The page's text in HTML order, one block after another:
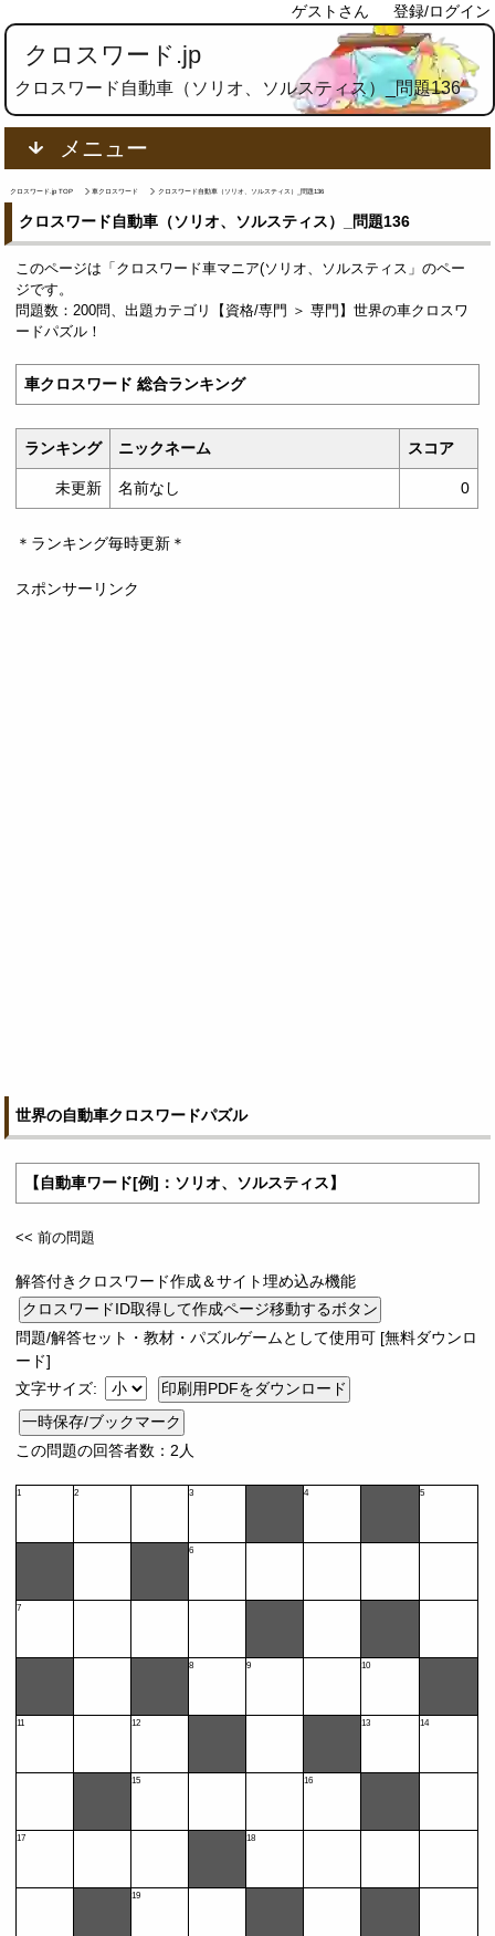
ゲストさん 登録/ログイン
クロスワード.jp
クロスワード自動車（ソリオ、ソルスティス）_問題136
メニュー
クロスワード.jp TOP 車クロスワード クロスワード自動車（ソリオ、ソルスティス）_問題136
クロスワード自動車（ソリオ、ソルスティス）_問題136
このページは「クロスワード車マニア(ソリオ、ソルスティス」のペー
ジです。
問題数：200問、出題カテゴリ【資格/専門 ＞ 専門】世界の車クロスワ
ードパズル！
車クロスワード 総合ランキング
ランキング ニックネーム スコア
未更新 名前なし 0
＊ランキング毎時更新＊
スポンサーリンク
世界の自動車クロスワードパズル
【自動車ワード[例]：ソリオ、ソルスティス】
<< 前の問題
解答付きクロスワード作成＆サイト埋め込み機能
問題/解答セット・教材・パズルゲームとして使用可 [無料ダウンロ
ード]
文字サイズ:
一時保存/ブックマーク
この問題の回答者数：2人
1 2 3 4 5
6
7
8 9 10
11 12 13 14
15 16
17 18
19